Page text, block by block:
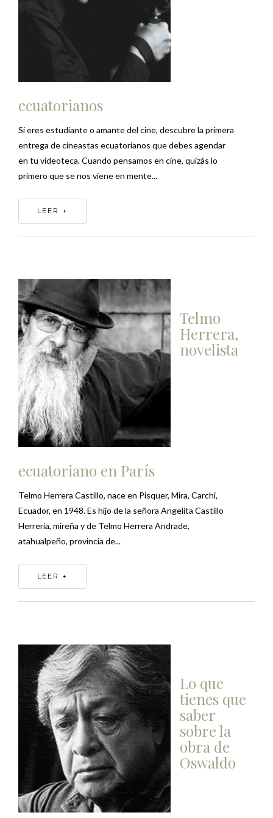
ecuatorianos
Si eres estudiante o amante del cine, descubre la primera
entrega de cineastas ecuatorianos que debes agendar
en tu videoteca. Cuando pensamos en cine, quizás lo
primero que se nos viene en mente...
LEER +
Telmo
Herrera,
novelista
ecuatoriano en París
Telmo Herrera Castillo, nace en Pisquer, Mira, Carchi,
Ecuador, en 1948. Es hijo de la señora Angelita Castillo
Herrería, mireña y de Telmo Herrera Andrade,
atahualpeño, provincia de...
LEER +
Lo que
tienes que
saber
sobre la
obra de
Oswaldo